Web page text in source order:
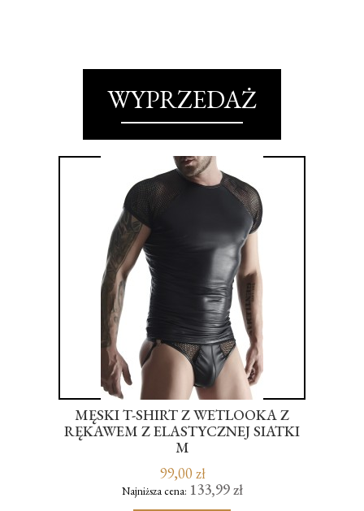
WYPRZEDAŻ
MĘSKI T-SHIRT Z WETLOOKA Z
RĘKAWEM Z ELASTYCZNEJ SIATKI
M
99,00 zł
Najniższa cena: 133,99 zł